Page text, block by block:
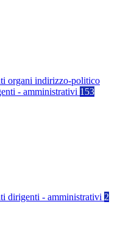
organi indirizzo-politico
- amministrativi 153
dirigenti - amministrativi 2